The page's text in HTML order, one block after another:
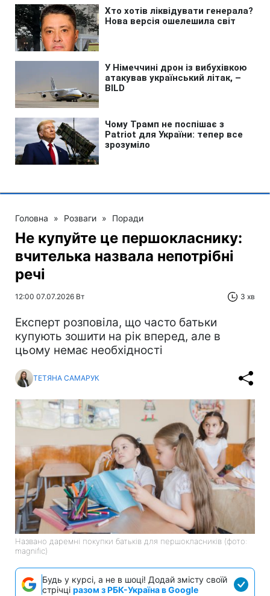
Головна » Розваги » Поради
Не купуйте це першокласнику:
вчителька назвала непотрібні
речі
12:00 07.07.2026 Вт 3 хв
Експерт розповіла, що часто батьки
купують зошити на рік вперед, але в
цьому немає необхідності
ТЕТЯНА САМАРУК
Названо даремні покупки батьків для першокласників (фото:
magnific)
Будь у курсі, а не в шоці! Додай змісту своїй
стрічці разом з РБК-Україна в Google